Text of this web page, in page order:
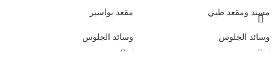
مسند ومقعد طبي
وسائد الجلوس
مقعد بواسير
وسائد الجلوس